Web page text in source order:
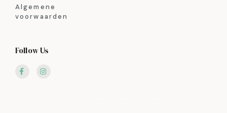
Algemene
voorwaarden
Follow Us